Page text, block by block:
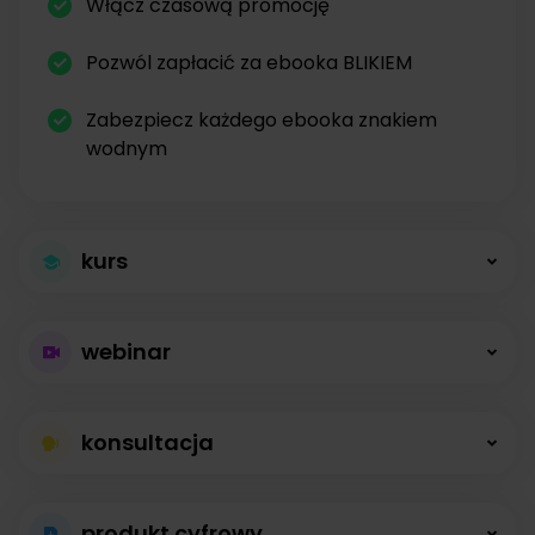
Pozwól zapłacić za ebooka BLIKIEM
Zabezpiecz każdego ebooka znakiem
wodnym
kurs
kursów
Kursy online z modułami, lekcjami, nagraniami i
opisami dostępne od zaraz.
webinar
bez limitów
konsultacja